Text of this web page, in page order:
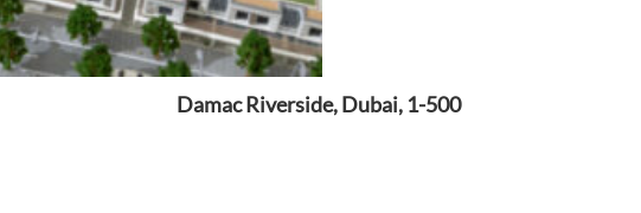
Damac Riverside, Dubai, 1-500